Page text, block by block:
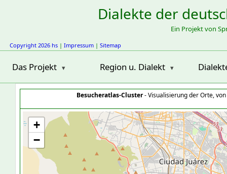
Dialekte der
Ein Projekt von
Copyright 2026 hs | Impressum | Sitemap
Das Projekt Region u. Dialekt
Besucheratlas-Cluster- Visualisierung der Orte,
+
−